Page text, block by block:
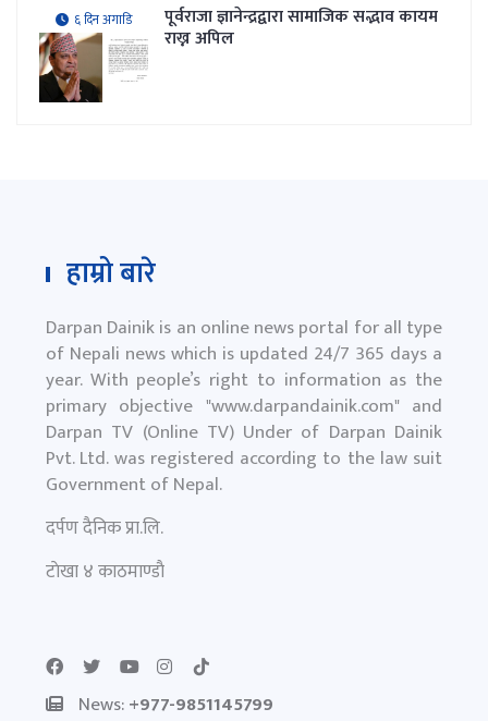
६ दिन अगाडि पूर्वराजा ज्ञानेन्द्रद्वारा सामाजिक सद्भाव कायम
राख्न अपिल
हाम्रो बारे
Darpan Dainik is an online news portal for all type
of Nepali news which is updated 24/7 365 days a
year. With people’s right to information as the
primary objective "www.darpandainik.com" and
Darpan TV (Online TV) Under of Darpan Dainik
Pvt. Ltd. was registered according to the law suit
Government of Nepal.
दर्पण दैनिक प्रा.लि.
टाेखा ४ काठमाण्डाै
News:+977-9851145799